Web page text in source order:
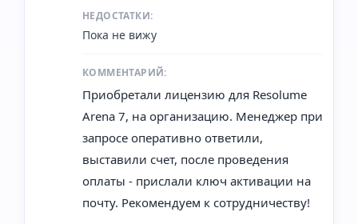
НЕДОСТАТКИ:
Пока не вижу
КОММЕНТАРИЙ:
Приобретали лицензию для Resolume
Arena 7, на организацию. Менеджер при
запросе оперативно ответили,
выставили счет, после проведения
оплаты - прислали ключ активации на
почту. Рекомендуем к сотрудничеству!